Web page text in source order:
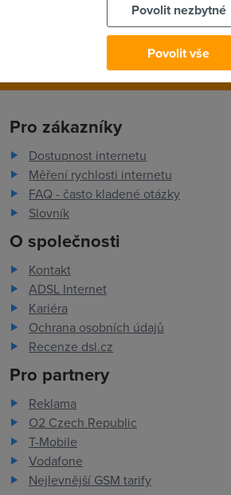
Pro zákazníky
Dostupnost internetu
Měření rychlosti internetu
FAQ - často kladené otázky
Slovník
O společnosti
Kontakt
ADSL Internet
Kariéra
Ochrana osobních údajů
Recenze dsl.cz
Pro partnery
Reklama
O2 Czech Republic
T-Mobile
Vodafone
Nejlevnější GSM tarify
Povolit nezbytné
Povolit vše